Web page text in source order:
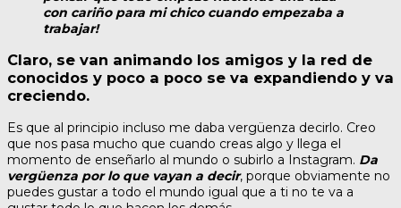
con cariño para mi chico cuando empezaba a
trabajar!
Claro, se van animando los amigos y la red de
conocidos y poco a poco se va expandiendo y va
creciendo.
Es que al principio incluso me daba vergüenza decirlo. Creo
que nos pasa mucho que cuando creas algo y llega el
momento de enseñarlo al mundo o subirlo a Instagram. Da
vergüenza por lo que vayan a decir, porque obviamente no
puedes gustar a todo el mundo igual que a ti no te va a